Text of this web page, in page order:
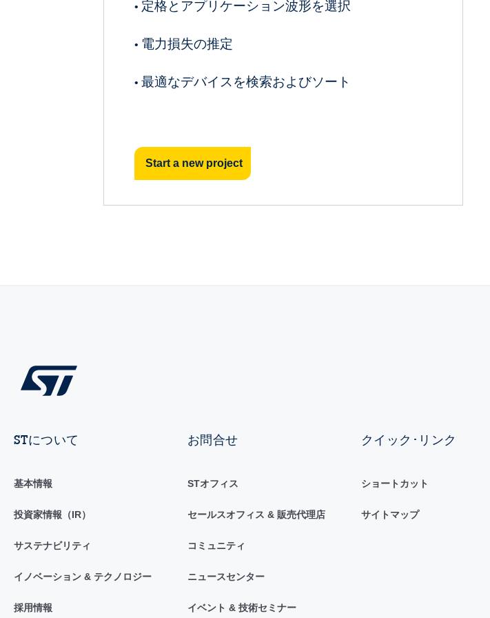
• 定格とアプリケーション波形を選択
• 電力損失の推定
•最適なデバイスを検索およびソート
Start a new project
STについて
基本情報
投資家情報（IR）
サステナビリティ
イノベーション & テクノロジー
採用情報
お問合せ
STオフィス
セールスオフィス & 販売代理店
コミュニティ
ニュースセンター
イベント & 技術セミナー
クイック･リンク
ショートカット
サイトマップ